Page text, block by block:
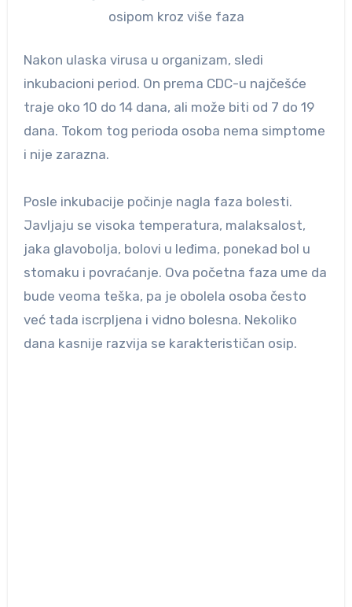
osipom kroz više faza
Nakon ulaska virusa u organizam, sledi
inkubacioni period. On prema CDC-u najčešće
traje oko 10 do 14 dana, ali može biti od 7 do 19
dana. Tokom tog perioda osoba nema simptome
i nije zarazna.
Posle inkubacije počinje nagla faza bolesti.
Javljaju se visoka temperatura, malaksalost,
jaka glavobolja, bolovi u leđima, ponekad bol u
stomaku i povraćanje. Ova početna faza ume da
bude veoma teška, pa je obolela osoba često
već tada iscrpljena i vidno bolesna. Nekoliko
dana kasnije razvija se karakterističan osip.